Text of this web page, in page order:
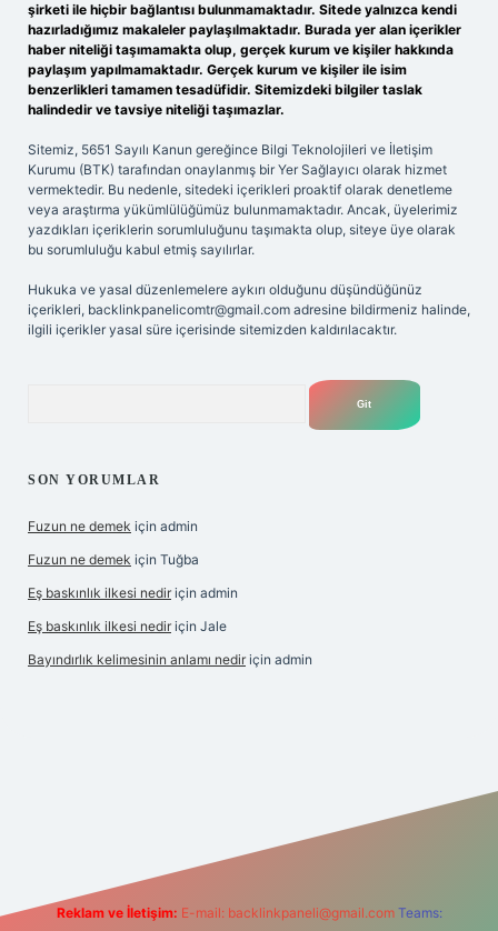
şirketi ile hiçbir bağlantısı bulunmamaktadır. Sitede yalnızca kendi
hazırladığımız makaleler paylaşılmaktadır. Burada yer alan içerikler
haber niteliği taşımamakta olup, gerçek kurum ve kişiler hakkında
paylaşım yapılmamaktadır. Gerçek kurum ve kişiler ile isim
benzerlikleri tamamen tesadüfidir. Sitemizdeki bilgiler taslak
halindedir ve tavsiye niteliği taşımazlar.
Sitemiz, 5651 Sayılı Kanun gereğince Bilgi Teknolojileri ve İletişim
Kurumu (BTK) tarafından onaylanmış bir Yer Sağlayıcı olarak hizmet
vermektedir. Bu nedenle, sitedeki içerikleri proaktif olarak denetleme
veya araştırma yükümlülüğümüz bulunmamaktadır. Ancak, üyelerimiz
yazdıkları içeriklerin sorumluluğunu taşımakta olup, siteye üye olarak
bu sorumluluğu kabul etmiş sayılırlar.
Hukuka ve yasal düzenlemelere aykırı olduğunu düşündüğünüz
içerikleri, backlinkpanelicomtr@gmail.com adresine bildirmeniz halinde,
ilgili içerikler yasal süre içerisinde sitemizden kaldırılacaktır.
SON YORUMLAR
Fuzun ne demek için admin
Fuzun ne demek için Tuğba
Eş baskınlık ilkesi nedir için admin
Eş baskınlık ilkesi nedir için Jale
Bayındırlık kelimesinin anlamı nedir için admin
Reklam ve İletişim: E-mail: backlinkpaneli@gmail.com Teams: